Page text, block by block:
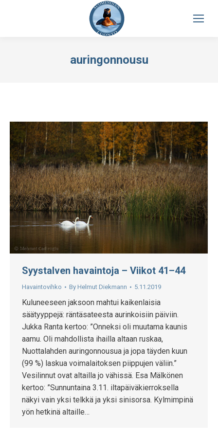
auringonnousu
Syystalven havaintoja – Viikot 41–44
Havaintovihko By Helmut Diekmann 5.11.2019
Kuluneeseen jaksoon mahtui kaikenlaisia
säätyyppejä: räntäsateesta aurinkoisiin päiviin.
Jukka Ranta kertoo: ”Onneksi oli muutama kaunis
aamu. Oli mahdollista ihailla altaan ruskaa,
Nuottalahden auringonnousua ja jopa täyden kuun
(99 %) laskua voimalaitoksen piippujen väliin.”
Vesilinnut ovat altailla jo vähissä. Esa Mälkönen
kertoo: ”Sunnuntaina 3.11. iltapäiväkierroksella
näkyi vain yksi telkkä ja yksi sinisorsa. Kylmimpinä
yön hetkinä altaille…